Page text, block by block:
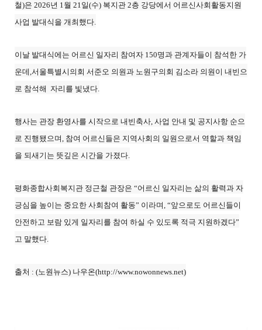
철)은 2026년 1월 21일(수) 복지관 2층 강당에서 어르신사회활동지원
사업 발대식을 개최했다.
이날 발대식에는 어르신 일자리 참여자 150명과 관계자들이 참석한 가
운데,서울특별시의회 서준오 의원과 노원구의회 김소라 의원이 내빈으
로 참석해 자리를 빛냈다.
행사는 관장 환영사를 시작으로 내빈축사, 사업 안내 및 공지사항 순으
로 진행됐으며, 참여 어르신들은 지역사회의 일원으로서 역할과 책임
을 되새기는 뜻깊은 시간을 가졌다.
평화종합사회복지관 정근철 관장은 “어르신 일자리는 삶의 활력과 자
긍심을 높이는 중요한 사회참여 활동” 이라며, “앞으로도 어르신들이
안전하고 보람 있게 일자리를 참여 하실 수 있도록 적극 지원하겠다”
고 말했다.
출처 : (노원뉴스) 나우온(http://www.nowonnews.net)